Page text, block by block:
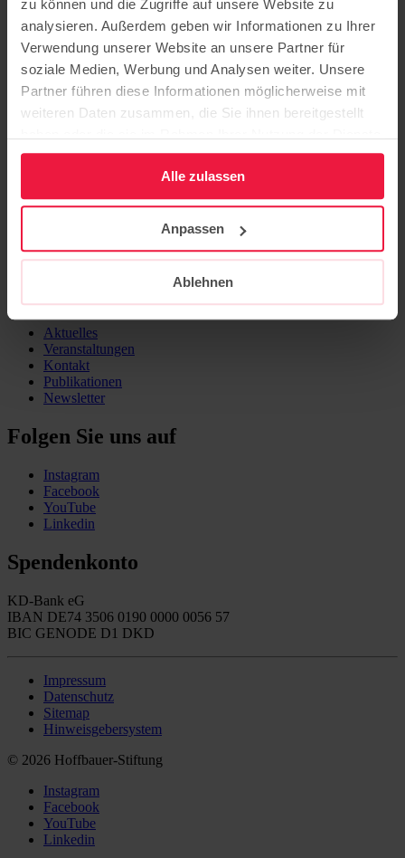
zu können und die Zugriffe auf unsere Website zu
analysieren. Außerdem geben wir Informationen zu Ihrer
Verwendung unserer Website an unsere Partner für
soziale Medien, Werbung und Analysen weiter. Unsere
Partner führen diese Informationen möglicherweise mit
weiteren Daten zusammen, die Sie ihnen bereitgestellt
gesammelt haben.
Alle zulassen
Anpassen
Ablehnen
Veranstalter:Evangelische Krankenhausseelsorge im Kirchenkreis
Potsdam
Sitz der Stiftung: Potsdam
Ausbildung
Über uns
Aktuelles
Veranstaltungen
Kontakt
Publikationen
Newsletter
Folgen Sie uns auf
Instagram
Facebook
YouTube
Linkedin
Spendenkonto
KD-Bank eG
IBAN DE74 3506 0190 0000 0056 57
BIC GENODE D1 DKD
Impressum
Datenschutz
Sitemap
Hinweisgebersystem
© 2026 Hoffbauer-Stiftung
Instagram
Facebook
YouTube
Linkedin